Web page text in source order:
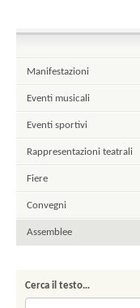
Contatti
Manifestazioni
Eventi musicali
Eventi sportivi
Rappresentazioni teatrali
Fiere
Convegni
Assemblee
Cerca il testo…